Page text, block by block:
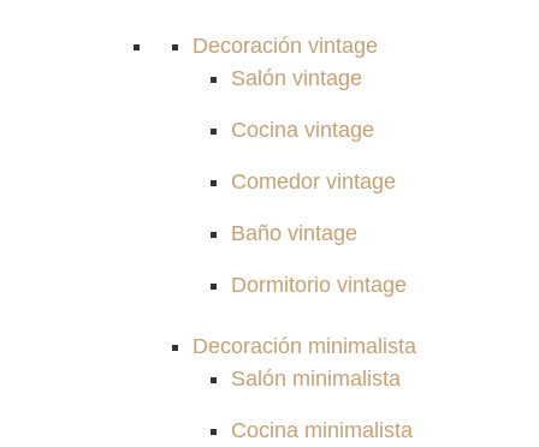
Decoración vintage
Salón vintage
Cocina vintage
Comedor vintage
Baño vintage
Dormitorio vintage
Decoración minimalista
Salón minimalista
Cocina minimalista